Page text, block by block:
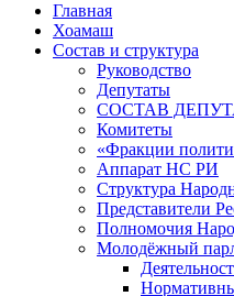
Главная
Хоамаш
Состав и структура
Руководство
Депутаты
СОСТАВ
Комитеты
«Фракции
Аппарат НС РИ
Структура
Представители
Полномочия
Молодёжный